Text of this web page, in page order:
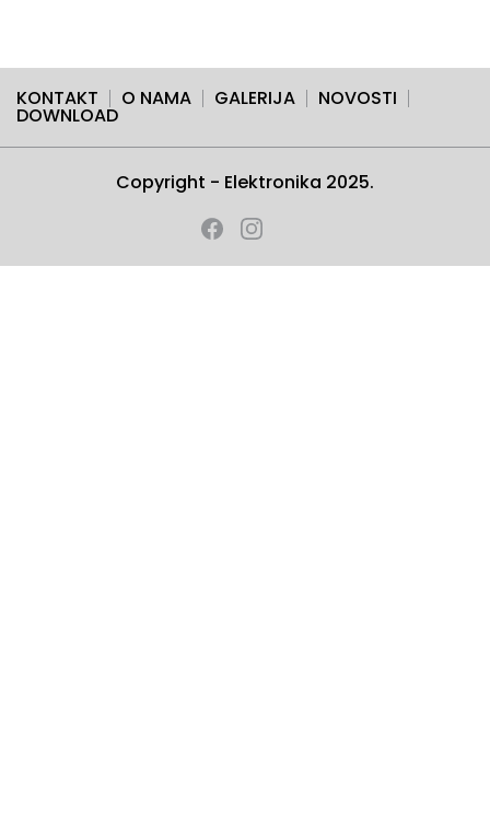
KONTAKT O NAMA GALERIJA NOVOSTI
DOWNLOAD
Copyright - Elektronika 2025.